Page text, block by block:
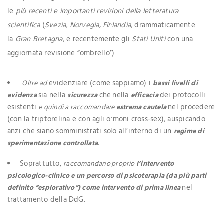
le più recenti e importanti revisioni della letteratura
scientifica (Svezia, Norvegia, Finlandia, drammaticamente
la Gran Bretagna, e recentemente gli Stati Uniticon una
aggiornata revisione “ombrello”)
Oltre adevidenziare (come sappiamo) i bassi livelli di
evidenzasia nella sicurezzache nella efficaciadei protocolli
esistenti e quindi a raccomandareestrema cautelanel procedere
(con la triptorelina e con agli ormoni cross-sex), auspicando
anzi che siano somministrati solo all’interno di un regime di
sperimentazione controllata.
Soprattutto, raccomandano propriol’intervento
psicologico-clinico e un percorso di psicoterapia (da più parti
definito “esplorativo”) come intervento di prima lineanel
trattamento della DdG.